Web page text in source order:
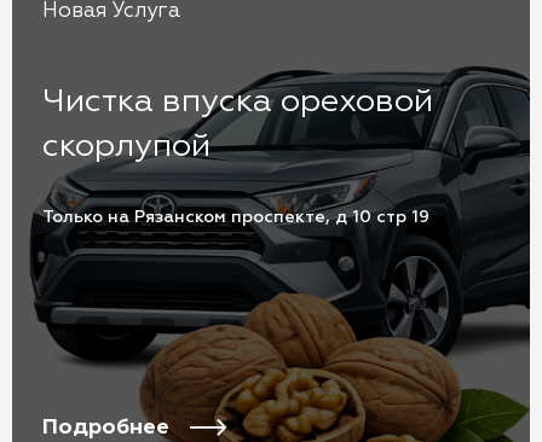
Новая Услуга
Чистка впуска ореховой
скорлупой
Только на Рязанском проспекте, д 10 стр 19
Подробнее